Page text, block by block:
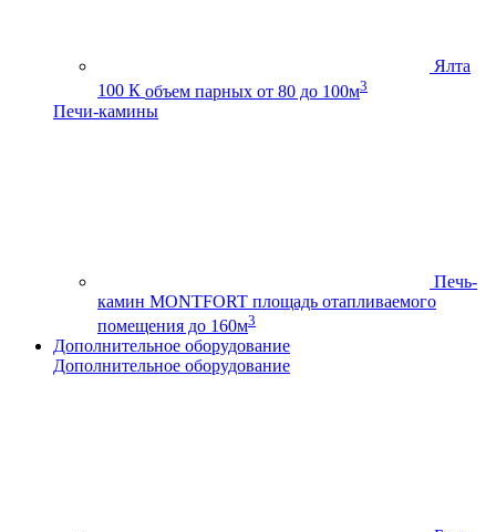
Ялта
100 К объем парных от 80 до 100м3
Печи-камины
Печь-
камин MONTFORT площадь отапливаемого
помещения до 160м3
Дополнительное оборудование
Дополнительное оборудование